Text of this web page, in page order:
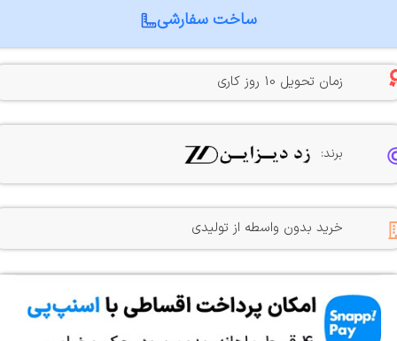
ساخت سفارشی
زمان تحویل 10 روز کاری
برند:
خرید بدون واسطه از تولیدی